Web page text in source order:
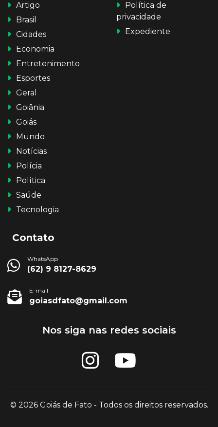
Artigo
Brasil
Cidades
Economia
Entretenimento
Esportes
Geral
Goiânia
Goiás
Mundo
Notícias
Polícia
Política
Saúde
Tecnologia
Política de
privacidade
Expediente
Contato
WhatsApp
(62) 9 8127-8629
E-mail
goiasdfato@gmail.com
Nos siga nas redes sociais
© 2026 Goiás de Fato - Todos os direitos reservados.